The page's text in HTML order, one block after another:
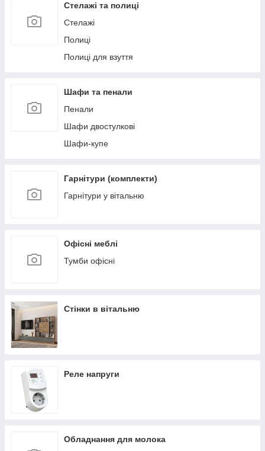
Стелажі та полиці
Стелажі
Полиці
Полиці для взуття
Шафи та пенали
Пенали
Шафи двостулкові
Шафи-купе
Гарнітури (комплекти)
Гарнітури у вітальню
Офісні меблі
Тумби офісні
Стінки в вітальню
Реле напруги
Обладнання для молока